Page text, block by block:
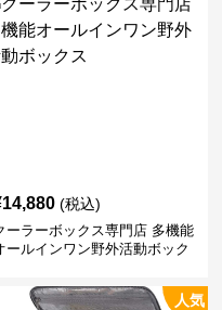
14,880 (税込)
ーラーボックス専門店 多機能
ールインワン野外活動ボック
人気